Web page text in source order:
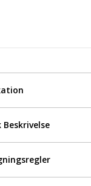
Beskrivelse